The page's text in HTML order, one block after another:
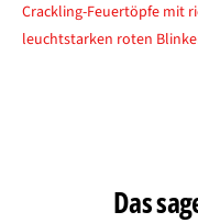
Crackling-Feuertöpfe mit
leuchtstarken roten
Das